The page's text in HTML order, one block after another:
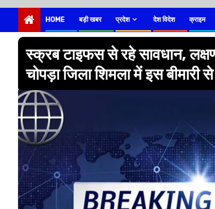
HOME बड़ी खबर प्रदेश देश विदेश क्राइम
स्क्रब टाइफस से रहे सावधान,
चोपड़ा जिला शिमला में इस